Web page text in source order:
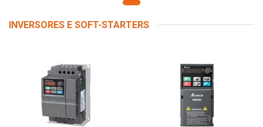
INVERSORES E SOFT-STARTERS